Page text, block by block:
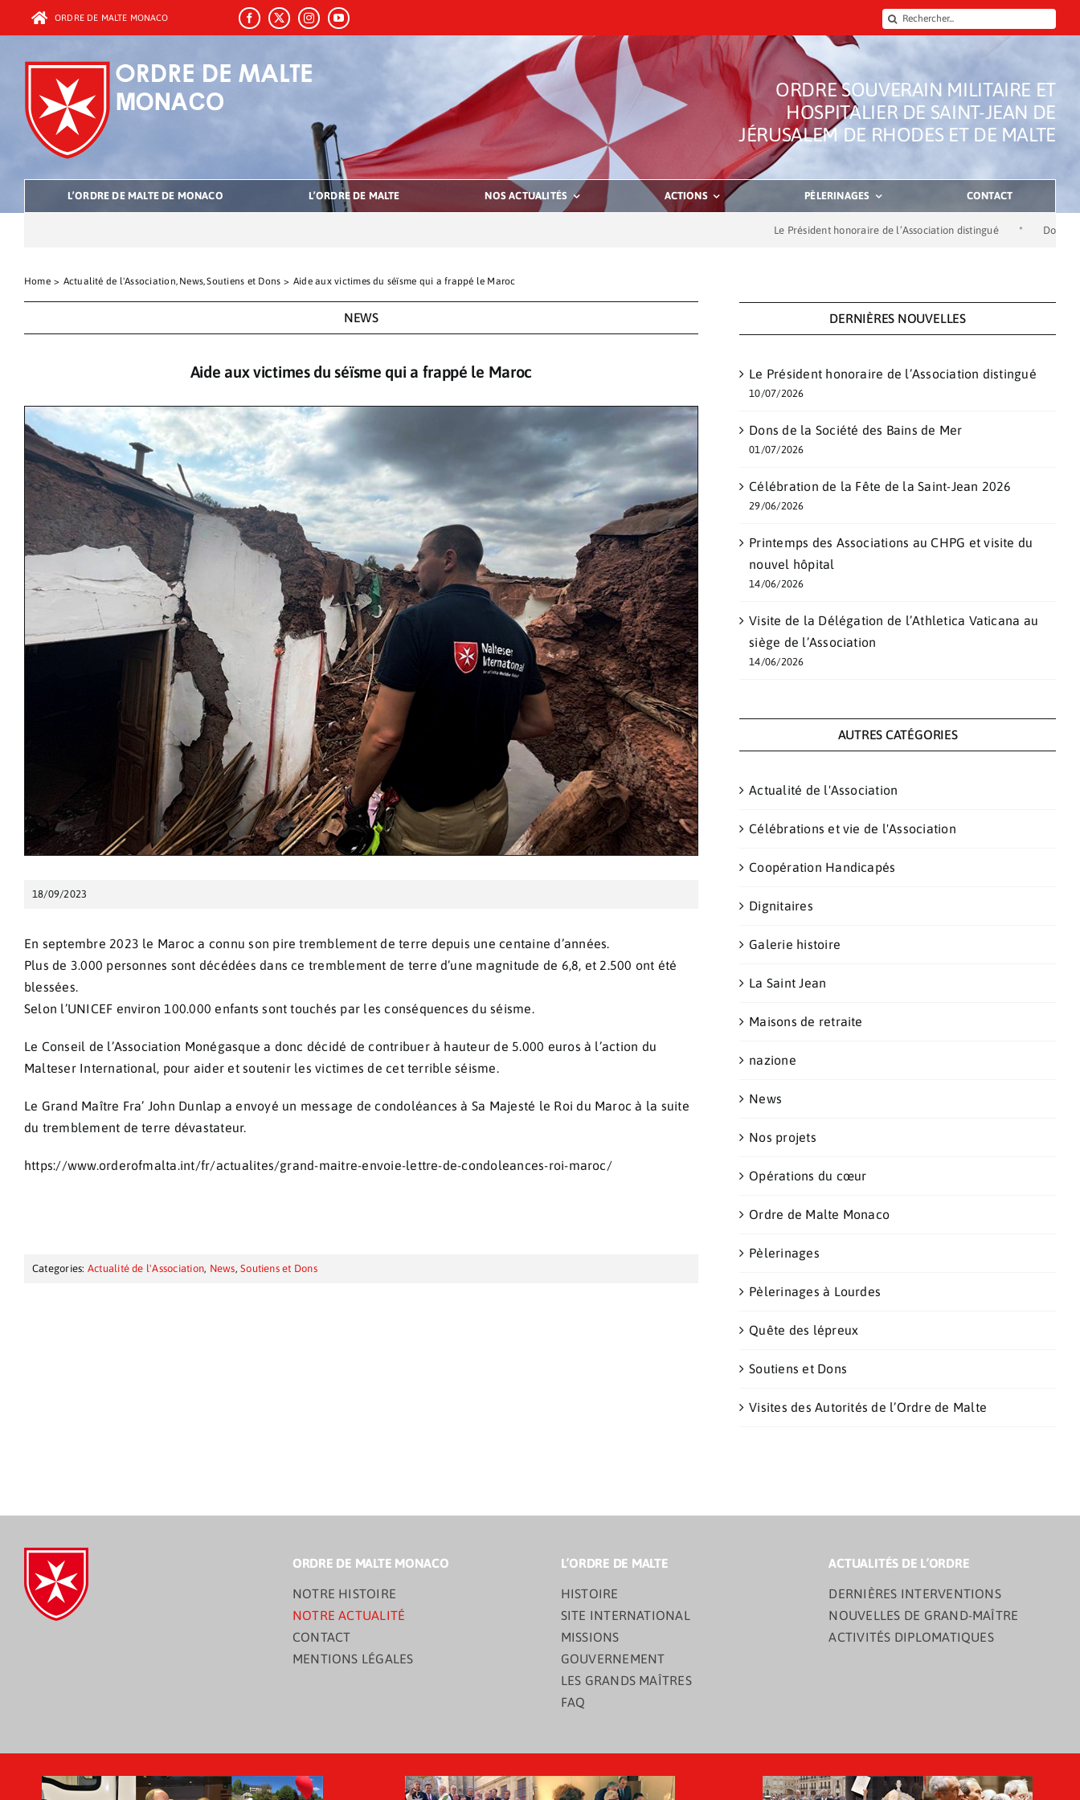
Passer
ORDRE DE MALTE MONACO Rechercher:
ORDRE SOUVERAIN MILITAIRE ET
HOSPITALIER DE SAINT-JEAN DE
JÉRUSALEM DE RHODES ET DE MALTE
L’ORDRE DE MALTE DE MONACO L’ORDRE DE MALTE NOS ACTUALITÉS ACTIONS PÈLERINAGES CONTACT
Le Président honoraire de l’Association distingué * Dons de la Société
Home Actualité de l'Association News Soutiens et Dons Aide aux victimes du séïsme qui a frappé le Maroc
NEWS
Aide aux victimes du séïsme qui a frappé le Maroc
18/09/2023
En septembre 2023 le Maroc a connu son pire tremblement de terre depuis une centaine d’années.
Plus de 3.000 personnes sont décédées dans ce tremblement de terre d’une magnitude de 6,8, et 2.500 ont été
blessées.
Selon l’UNICEF environ 100.000 enfants sont touchés par les conséquences du séisme.
Le Conseil de l’Association Monégasque a donc décidé de contribuer à hauteur de 5.000 euros à l’action du
Malteser International, pour aider et soutenir les victimes de cet terrible séisme.
Le Grand Maître Fra’ John Dunlap a envoyé un message de condoléances à Sa Majesté le Roi du Maroc à la suite
du tremblement de terre dévastateur.
https://www.orderofmalta.int/fr/actualites/grand-maitre-envoie-lettre-de-condoleances-roi-maroc/
Categories: Actualité de l'Association, News,Soutiens et Dons
DERNIÈRES NOUVELLES
Le Président honoraire de l’Association distingué
10/07/2026
Dons de la Société des Bains de Mer
01/07/2026
Célébration de la Fête de la Saint-Jean 2026
29/06/2026
Printemps des Associations au CHPG et visite du
nouvel hôpital
14/06/2026
Visite de la Délégation de l’Athletica Vaticana au
siège de l’Association
14/06/2026
AUTRES CATÉGORIES
Actualité de l'Association
Célébrations et vie de l'Association
Coopération Handicapés
Dignitaires
Galerie histoire
La Saint Jean
Maisons de retraite
nazione
News
Nos projets
Opérations du cœur
Ordre de Malte Monaco
Pèlerinages
Pèlerinages à Lourdes
Quête des lépreux
Soutiens et Dons
Visites des Autorités de l’Ordre de Malte
ORDRE DE MALTE MONACO
NOTRE HISTOIRE
NOTRE ACTUALITÉ
CONTACT
MENTIONS LÉGALES
L’ORDRE DE MALTE
HISTOIRE
SITE INTERNATIONAL
MISSIONS
GOUVERNEMENT
LES GRANDS MAÎTRES
FAQ
ACTUALITÉS DE L’ORDRE
DERNIÈRES INTERVENTIONS
NOUVELLES DE GRAND-MAÎTRE
ACTIVITÉS DIPLOMATIQUES